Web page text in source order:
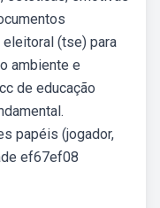
(tse) para
ambiente e
de educação
papéis (jogador,
ef67ef08